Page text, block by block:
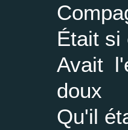
Était si
Avait
doux
Qu'il